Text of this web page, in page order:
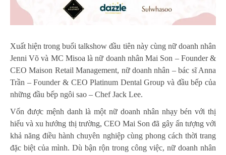
Xuất hiện trong buổi talkshow đầu tiên này cùng nữ doanh nhân
Jenni Võ và MC Misoa là nữ doanh nhân Mai Son – Founder &
CEO Maison Retail Management, nữ doanh nhân – bác sĩ Anna
Trần – Founder & CEO Platinum Dental Group và đầu bếp của
những đầu bếp ngôi sao – Chef Jack Lee.
Vốn được mệnh danh là một nữ doanh nhân nhạy bén với thị
hiếu và xu hướng thị trường, CEO Mai Son đã gây ấn tượng với
khả năng điều hành chuyên nghiệp cùng phong cách thời trang
đặc biệt của mình. Dù bận rộn trong công việc, nữ doanh nhân